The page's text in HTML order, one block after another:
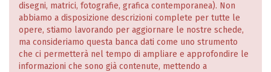
disegni, matrici, fotografie, grafica contemporanea). Non
abbiamo a disposizione descrizioni complete per tutte le
opere, stiamo lavorando per aggiornare le nostre schede,
ma consideriamo questa banca dati come uno strumento
che ci permetterà nel tempo di ampliare e approfondire le
informazioni che sono già contenute, mettendo a